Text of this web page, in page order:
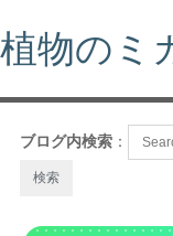
植物のミ
ブログ内検索 ：